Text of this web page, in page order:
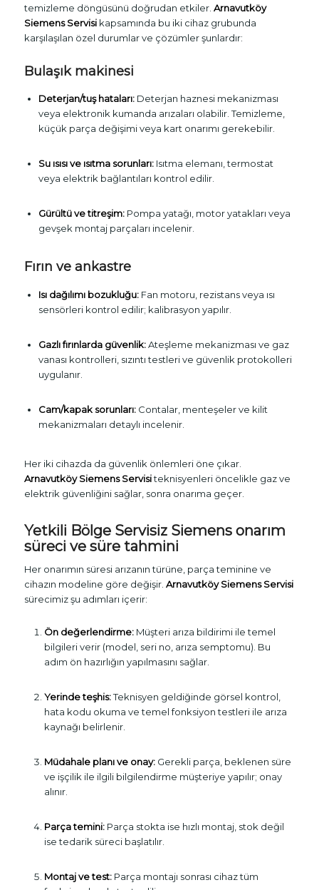
temizleme döngüsünü doğrudan etkiler. Arnavutköy
Siemens Servisikapsamında bu iki cihaz grubunda
karşılaşılan özel durumlar ve çözümler şunlardır:
Bulaşık makinesi
Deterjan/tuş hataları:Deterjan haznesi mekanizması
veya elektronik kumanda arızaları olabilir. Temizleme,
küçük parça değişimi veya kart onarımı gerekebilir.
Su ısısı ve ısıtma sorunları:Isıtma elemanı, termostat
veya elektrik bağlantıları kontrol edilir.
Gürültü ve titreşim:Pompa yatağı, motor yatakları veya
gevşek montaj parçaları incelenir.
Fırın ve ankastre
Isı dağılımı bozukluğu:Fan motoru, rezistans veya ısı
sensörleri kontrol edilir; kalibrasyon yapılır.
Gazlı fırınlarda güvenlik:Ateşleme mekanizması ve gaz
vanası kontrolleri, sızıntı testleri ve güvenlik protokolleri
uygulanır.
Cam/kapak sorunları:Contalar, menteşeler ve kilit
mekanizmaları detaylı incelenir.
Her iki cihazda da güvenlik önlemleri öne çıkar.
Arnavutköy Siemens Servisiteknisyenleri öncelikle gaz ve
elektrik güvenliğini sağlar, sonra onarıma geçer.
Yetkili Bölge Servisiz Siemens onarım
süreci ve süre tahmini
Her onarımın süresi arızanın türüne, parça teminine ve
cihazın modeline göre değişir. Arnavutköy Siemens Servisi
sürecimiz şu adımları içerir:
Ön değerlendirme:Müşteri arıza bildirimi ile temel
bilgileri verir (model, seri no, arıza semptomu). Bu
adım ön hazırlığın yapılmasını sağlar.
Yerinde teşhis:Teknisyen geldiğinde görsel kontrol,
hata kodu okuma ve temel fonksiyon testleri ile arıza
kaynağı belirlenir.
Müdahale planı ve onay:Gerekli parça, beklenen süre
ve işçilik ile ilgili bilgilendirme müşteriye yapılır; onay
alınır.
Parça temini:Parça stokta ise hızlı montaj, stok değil
ise tedarik süreci başlatılır.
Montaj ve test:Parça montajı sonrası cihaz tüm